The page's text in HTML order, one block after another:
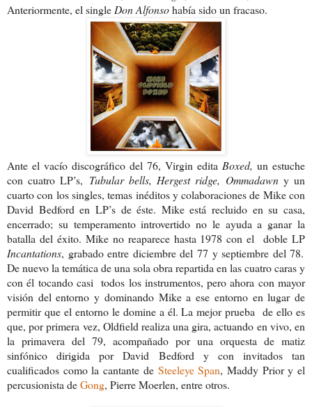
Anteriormente, el single Don Alfonsohabía sido un fracaso.
Ante el vacío discográfico del 76, Virgin edita Boxed, un estuche
con cuatro LP’s, Tubular bells, Hergest ridge, Ommadawny un
cuarto con los singles, temas inéditos y colaboraciones de Mike con
David Bedford en LP’s de éste. Mike está recluido en su casa,
encerrado; su temperamento introvertido no le ayuda a ganar la
batalla del éxito. Mike no reaparece hasta 1978 con el doble LP
Incantations, grabado entre diciembre del 77 y septiembre del 78.
De nuevo la temática de una sola obra repartida en las cuatro caras y
con él tocando casi todos los instrumentos, pero ahora con mayor
visión del entorno y dominando Mike a ese entorno en lugar de
permitir que el entorno le domine a él. La mejor prueba de ello es
que, por primera vez, Oldfield realiza una gira, actuando en vivo, en
la primavera del 79, acompañado por una orquesta de matiz
sinfónico dirigida por David Bedford y con invitados tan
cualificados como la cantante de Steeleye Span, Maddy Prior y el
percusionista deGong, Pierre Moerlen, entre otros.